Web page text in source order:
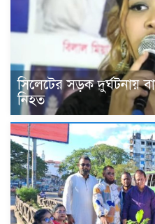
সিলেটের সড়ক দুর্ঘটনায়
নিহত